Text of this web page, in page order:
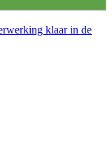
klaar in de